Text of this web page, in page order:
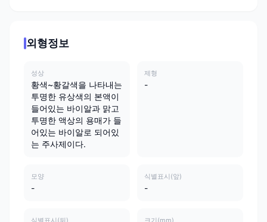
외형정보
성상
황색~황갈색을 나타내는
투명한 유상색의 본액이
들어있는 바이알과 맑고
투명한 액상의 용매가 들
어있는 바이알로 되어있
는 주사제이다.
제형
-
모양
-
식별표시(앞)
-
식별표시(뒤) 크기(mm)